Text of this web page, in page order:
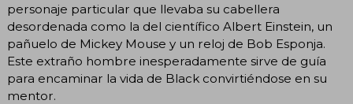
personaje particular que llevaba su cabellera
desordenada como la del científico Albert Einstein, un
pañuelo de Mickey Mouse y un reloj de Bob Esponja.
Este extraño hombre inesperadamente sirve de guía
para encaminar la vida de Black convirtiéndose en su
mentor.